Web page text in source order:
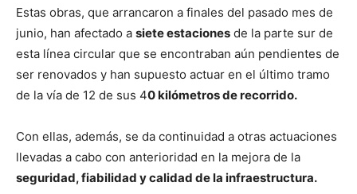
Estas obras, que arrancaron a finales del pasado mes de
junio, han afectado a siete estaciones de la parte sur de
esta línea circular que se encontraban aún pendientes de
ser renovados y han supuesto actuar en el último tramo
de la vía de 12 de sus 40 kilómetros de recorrido.
Con ellas, además, se da continuidad a otras actuaciones
llevadas a cabo con anterioridad en la mejora de la
seguridad, fiabilidad y calidad de la infraestructura.